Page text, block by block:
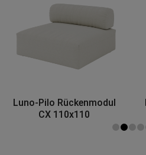
Luno-Pilo Rückenmodul
CX 110x110